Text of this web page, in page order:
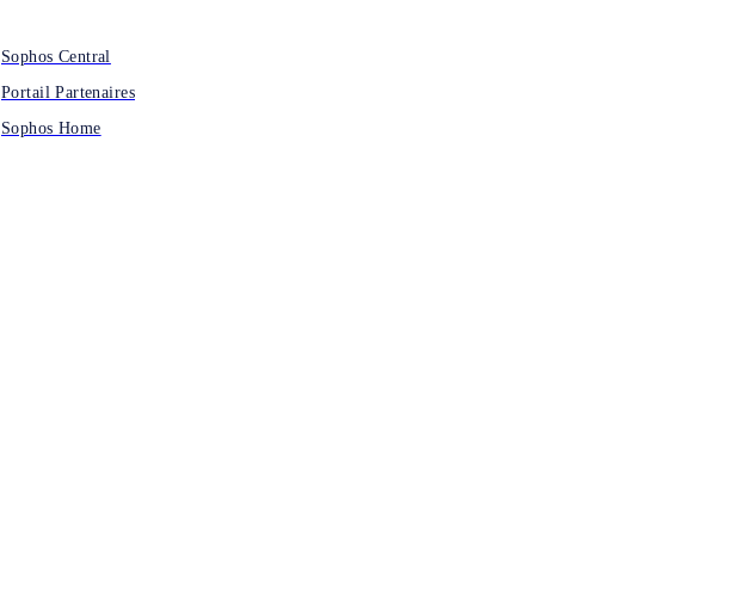
Sophos Central
Portail Partenaires
Sophos Home